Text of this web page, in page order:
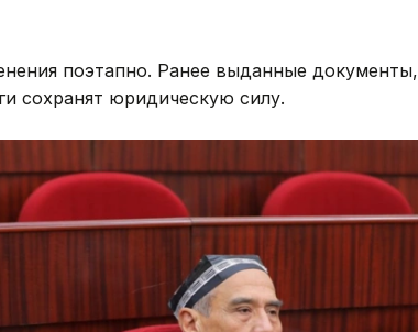
поэтапно. Ранее выданные документы,
сохранят юридическую силу.